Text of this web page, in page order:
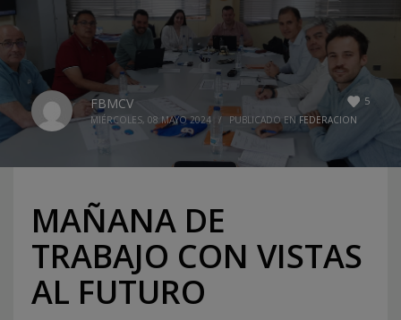
5
FBMCV
MIÉRCOLES, 08 MAYO 2024 / PUBLICADO EN FEDERACION
MAÑANA DE
TRABAJO CON VISTAS
AL FUTURO